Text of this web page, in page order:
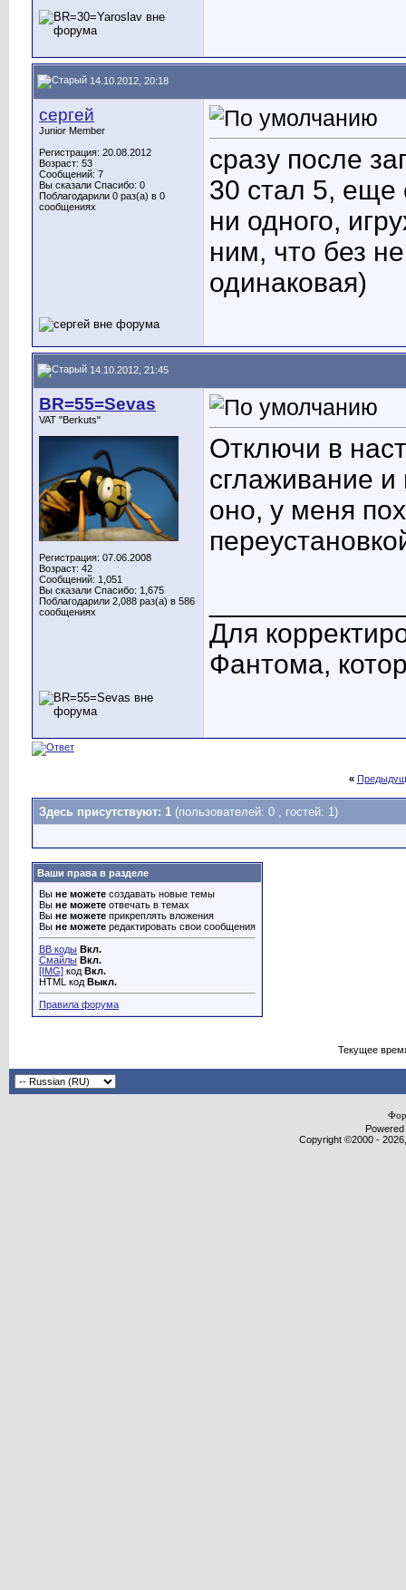
14.10.2012, 20:18
сергей
Junior Member
Регистрация: 20.08.2012
Возраст: 53
Сообщений: 7
Вы сказали Спасибо: 0
Поблагодарили 0 раз(а) в 0
сообщениях
сразу после
30 стал 5, еще
ни одного,
ним, что без
одинаковая)
14.10.2012, 21:45
BR=55=Sevas
VAT "Berkuts"
Регистрация: 07.06.2008
Возраст: 42
Сообщений: 1,051
Вы сказали Спасибо: 1,675
Поблагодарили 2,088 раз(а) в 586
сообщениях
Отключи в
сглаживание и
оно, у меня
Для
Фантома,
«
Здесь присутствуют: 1 (пользователей: 0 , гостей: 1)
Ваши права в разделе
Вы не можете создавать новые темы
Вы не можете отвечать в темах
Вы не можете прикреплять вложения
Вы не можете редактировать свои сообщения
BB коды Вкл.
Смайлы Вкл.
[IMG] код Вкл.
HTML код Выкл.
Правила форума
Текущее
Copyright ©2000 -